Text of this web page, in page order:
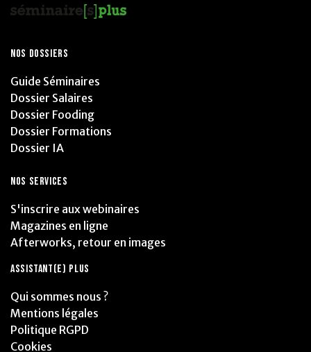
NOS DOSSIERS
Guide Séminaires
Dossier Salaires
Dossier Fooding
Dossier Formations
Dossier IA
NOS SERVICES
S'inscrire aux webinaires
Magazines en ligne
Afterworks, retour en images
ASSISTANT(E) PLUS
Qui sommes nous ?
Mentions légales
Politique RGPD
Cookies